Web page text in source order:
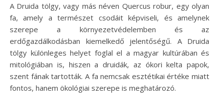
A Druida tölgy, vagy más néven Quercus robur, egy olyan
fa, amely a természet csodáit képviseli, és amelynek
szerepe a környezetvédelemben és az
erdőgazdálkodásban kiemelkedő jelentőségű. A Druida
tölgy különleges helyet foglal el a magyar kultúrában és
mitológiában is, hiszen a druidák, az ókori kelta papok,
szent fának tartották. A fa nemcsak esztétikai értéke miatt
fontos, hanem ökológiai szerepe is meghatározó.